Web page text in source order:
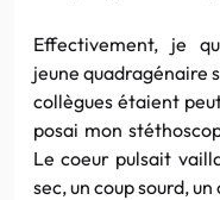
Effectivement, je
jeune quadragénaire
collègues étaient
posai mon
Le coeur pulsait
sec, un coup sourd,